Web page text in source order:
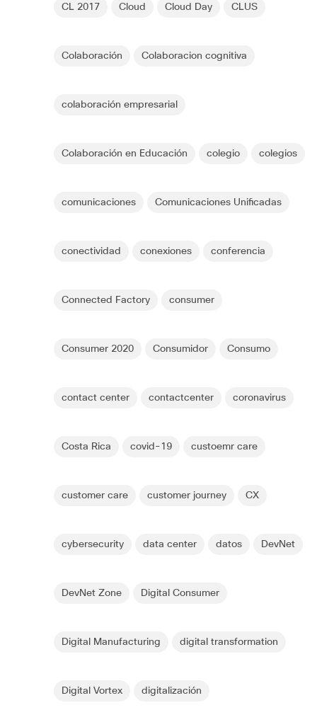
CL 2017 Cloud Cloud Day CLUS
Colaboración Colaboracion cognitiva
colaboración empresarial
Colaboración en Educación colegio colegios
comunicaciones Comunicaciones Unificadas
conectividad conexiones conferencia
Connected Factory consumer
Consumer 2020 Consumidor Consumo
contact center contactcenter coronavirus
Costa Rica covid-19 custoemr care
customer care customer journey CX
cybersecurity data center datos DevNet
DevNet Zone Digital Consumer
Digital Manufacturing digital transformation
Digital Vortex digitalización